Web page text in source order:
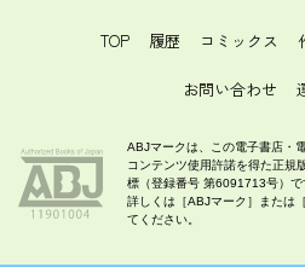
TOP 履歴 コミックス
お問い合わせ
ABJマークは、この電子書店・
コンテンツ使用許諾を得た正規
標（登録番号 第6091713号）で
詳しくは［ABJマーク］または
てください。